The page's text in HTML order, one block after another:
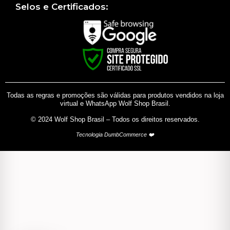
Selos e Certificados:
Todas as regras e promoções são válidas para produtos vendidos na loja
virtual e WhatsApp Wolf Shop Brasil.
© 2024 Wolf Shop Brasil – Todos os direitos reservados.
Tecnologia DumbCommerce ❤️